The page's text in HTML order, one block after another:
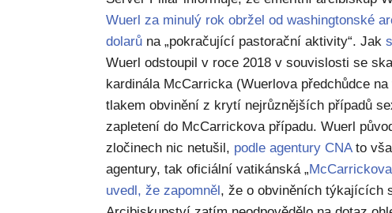
Wuerl za minulý rok obržel od washingtonské
dolarů na „pokračující pastorační aktivity“. Jak
Wuerl odstoupil v roce 2018 v souvislosti se
kardinála McCarricka (Wuerlova předchůdce
tlakem obvinění z krytí nejrůznějších případů
zapletení do McCarrickova případu. Wuerl
zločinech nic netušil, podle agentury CNAto
agentury, tak oficiální vatikánská „
uvedl, že zapomněl, že o obviněních týkajících